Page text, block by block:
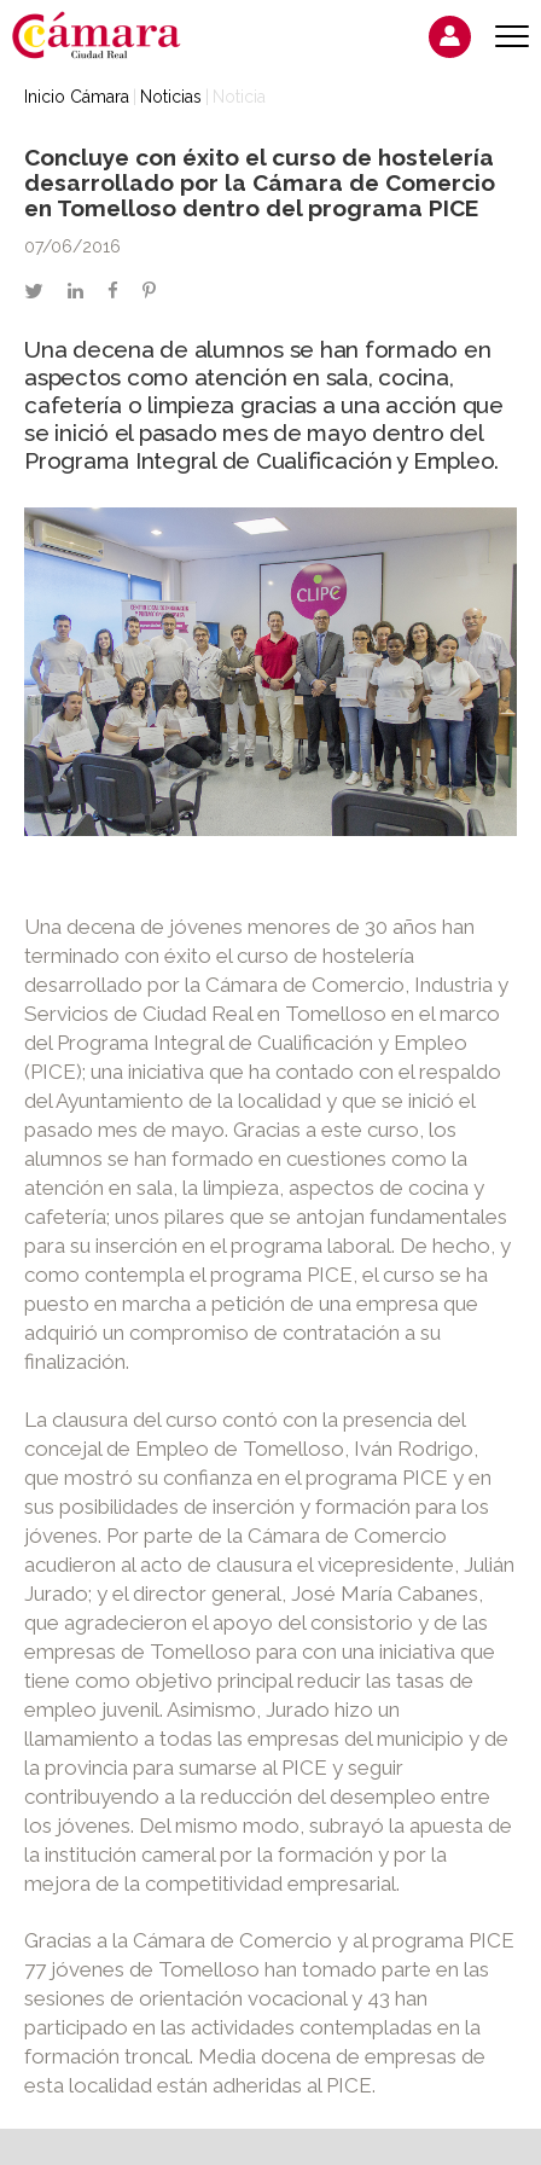
Inicio Cámara Noticias Noticia
Concluye con éxito el curso de hostelería
desarrollado por la Cámara de Comercio
en Tomelloso dentro del programa PICE
07/06/2016
twitterlinkedinfacebookpinterest
Una decena de alumnos se han formado en
aspectos como atención en sala, cocina,
cafetería o limpieza gracias a una acción que
se inició el pasado mes de mayo dentro del
Programa Integral de Cualificación y Empleo.
Una decena de jóvenes menores de 30 años han
terminado con éxito el curso de hostelería
desarrollado por la Cámara de Comercio, Industria y
Servicios de Ciudad Real en Tomelloso en el marco
del Programa Integral de Cualificación y Empleo
(PICE); una iniciativa que ha contado con el respaldo
del Ayuntamiento de la localidad y que se inició el
pasado mes de mayo. Gracias a este curso, los
alumnos se han formado en cuestiones como la
atención en sala, la limpieza, aspectos de cocina y
cafetería; unos pilares que se antojan fundamentales
para su inserción en el programa laboral. De hecho, y
como contempla el programa PICE, el curso se ha
puesto en marcha a petición de una empresa que
adquirió un compromiso de contratación a su
finalización.
La clausura del curso contó con la presencia del
concejal de Empleo de Tomelloso, Iván Rodrigo,
que mostró su confianza en el programa PICE y en
sus posibilidades de inserción y formación para los
jóvenes. Por parte de la Cámara de Comercio
acudieron al acto de clausura el vicepresidente, Julián
Jurado; y el director general, José María Cabanes,
que agradecieron el apoyo del consistorio y de las
empresas de Tomelloso para con una iniciativa que
tiene como objetivo principal reducir las tasas de
empleo juvenil. Asimismo, Jurado hizo un
llamamiento a todas las empresas del municipio y de
la provincia para sumarse al PICE y seguir
contribuyendo a la reducción del desempleo entre
los jóvenes. Del mismo modo, subrayó la apuesta de
la institución cameral por la formación y por la
mejora de la competitividad empresarial.
Gracias a la Cámara de Comercio y al programa PICE
77 jóvenes de Tomelloso han tomado parte en las
sesiones de orientación vocacional y 43 han
participado en las actividades contempladas en la
formación troncal. Media docena de empresas de
esta localidad están adheridas al PICE.